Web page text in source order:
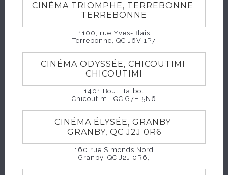
CINÉMA TRIOMPHE, TERREBONNE
TERREBONNE
1100, rue Yves-Blais
Terrebonne, QC J6V 1P7
CINÉMA ODYSSÉE, CHICOUTIMI
CHICOUTIMI
1401 Boul. Talbot
Chicoutimi, QC G7H 5N6
CINÉMA ÉLYSÉE, GRANBY
GRANBY, QC J2J 0R6
160 rue Simonds Nord
Granby, QC J2J 0R6,